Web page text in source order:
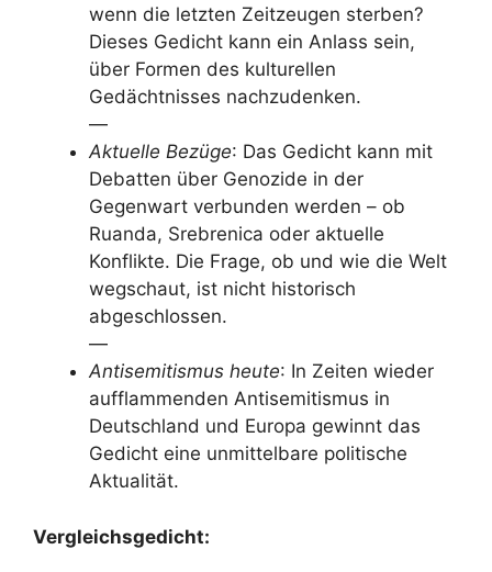
wenn die letzten Zeitzeugen sterben?
Dieses Gedicht kann ein Anlass sein,
über Formen des kulturellen
Gedächtnisses nachzudenken.
—
Aktuelle Bezüge: Das Gedicht kann mit
Debatten über Genozide in der
Gegenwart verbunden werden – ob
Ruanda, Srebrenica oder aktuelle
Konflikte. Die Frage, ob und wie die Welt
wegschaut, ist nicht historisch
abgeschlossen.
—
Antisemitismus heute: In Zeiten wieder
aufflammenden Antisemitismus in
Deutschland und Europa gewinnt das
Gedicht eine unmittelbare politische
Aktualität.
Vergleichsgedicht: